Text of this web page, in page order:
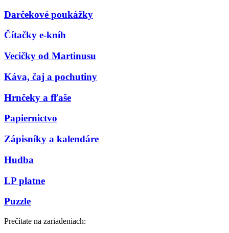
Darčekové poukážky
Čítačky e-kníh
Vecičky od Martinusu
Káva, čaj a pochutiny
Hrnčeky a fľaše
Papiernictvo
Zápisníky a kalendáre
Hudba
LP platne
Puzzle
Prečítate na zariadeniach: